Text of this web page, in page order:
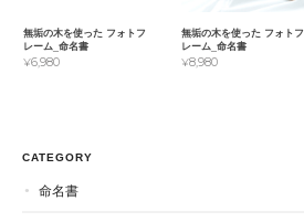
無垢の木を使った フォトフ
レーム_命名書
¥6,980
無垢の木を使った フォトフ
レーム_命名書
¥8,980
CATEGORY
命名書